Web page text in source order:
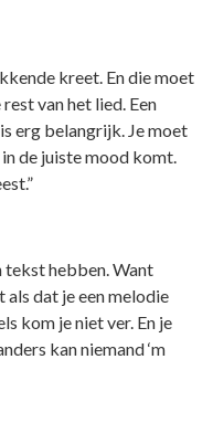
kreet. En die moet
van het lied. Een
erg belangrijk. Je moet
de juiste mood komt.
tekst hebben. Want
als dat je een melodie
kom je niet ver. En je
kan niemand ‘m